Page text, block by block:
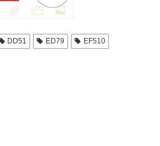
DD51 ED79
EF510